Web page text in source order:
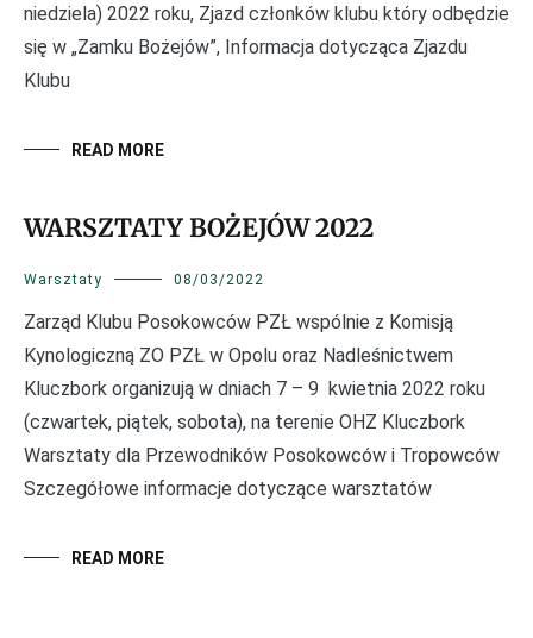
niedziela) 2022 roku, Zjazd członków klubu który odbędzie
się w „Zamku Bożejów”, Informacja dotycząca Zjazdu
Klubu
READ MORE
WARSZTATY BOŻEJÓW 2022
Warsztaty 08/03/2022
Zarząd Klubu Posokowców PZŁ wspólnie z Komisją
Kynologiczną ZO PZŁ w Opolu oraz Nadleśnictwem
Kluczbork organizują w dniach 7 – 9 kwietnia 2022 roku
(czwartek, piątek, sobota), na terenie OHZ Kluczbork
Warsztaty dla Przewodników Posokowców i Tropowców
Szczegółowe informacje dotyczące warsztatów
READ MORE